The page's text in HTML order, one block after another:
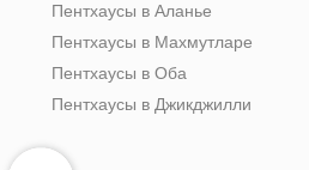
Пентхаусы в Аланье
Пентхаусы в Махмутларе
Пентхаусы в Оба
Пентхаусы в Джикджилли